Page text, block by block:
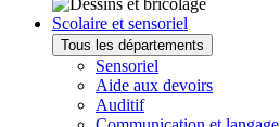
Scolaire et sensoriel
Tous les départements
Sensoriel
Aide aux devoirs
Auditif